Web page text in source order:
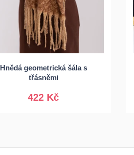
Hnědá geometrická šála s
třásněmi
422 Kč
Univerzální